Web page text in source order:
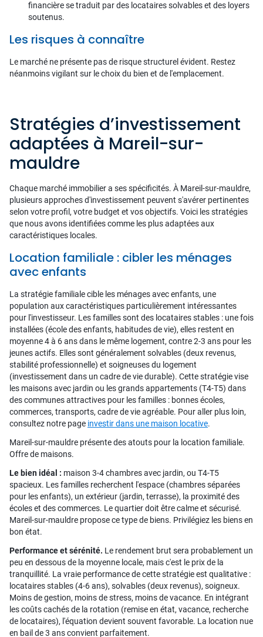
financière se traduit par des locataires solvables et des loyers
soutenus.
Les risques à connaître
Le marché ne présente pas de risque structurel évident. Restez
néanmoins vigilant sur le choix du bien et de l'emplacement.
Stratégies d’investissement
adaptées à Mareil-sur-
mauldre
Chaque marché immobilier a ses spécificités. À Mareil-sur-mauldre,
plusieurs approches d'investissement peuvent s'avérer pertinentes
selon votre profil, votre budget et vos objectifs. Voici les stratégies
que nous avons identifiées comme les plus adaptées aux
caractéristiques locales.
Location familiale : cibler les ménages
avec enfants
La stratégie familiale cible les ménages avec enfants, une
population aux caractéristiques particulièrement intéressantes
pour l'investisseur. Les familles sont des locataires stables : une fois
installées (école des enfants, habitudes de vie), elles restent en
moyenne 4 à 6 ans dans le même logement, contre 2-3 ans pour les
jeunes actifs. Elles sont généralement solvables (deux revenus,
stabilité professionnelle) et soigneuses du logement
(investissement dans un cadre de vie durable). Cette stratégie vise
les maisons avec jardin ou les grands appartements (T4-T5) dans
des communes attractives pour les familles : bonnes écoles,
commerces, transports, cadre de vie agréable. Pour aller plus loin,
consultez notre page investir dans une maison locative.
Mareil-sur-mauldre présente des atouts pour la location familiale.
Offre de maisons.
Le bien idéal : maison 3-4 chambres avec jardin, ou T4-T5
spacieux. Les familles recherchent l'espace (chambres séparées
pour les enfants), un extérieur (jardin, terrasse), la proximité des
écoles et des commerces. Le quartier doit être calme et sécurisé.
Mareil-sur-mauldre propose ce type de biens. Privilégiez les biens en
bon état.
Performance et sérénité. Le rendement brut sera probablement un
peu en dessous de la moyenne locale, mais c'est le prix de la
tranquillité. La vraie performance de cette stratégie est qualitative :
locataires stables (4-6 ans), solvables (deux revenus), soigneux.
Moins de gestion, moins de stress, moins de vacance. En intégrant
les coûts cachés de la rotation (remise en état, vacance, recherche
de locataires), l'équation devient souvent favorable. La location nue
en bail de 3 ans convient parfaitement.